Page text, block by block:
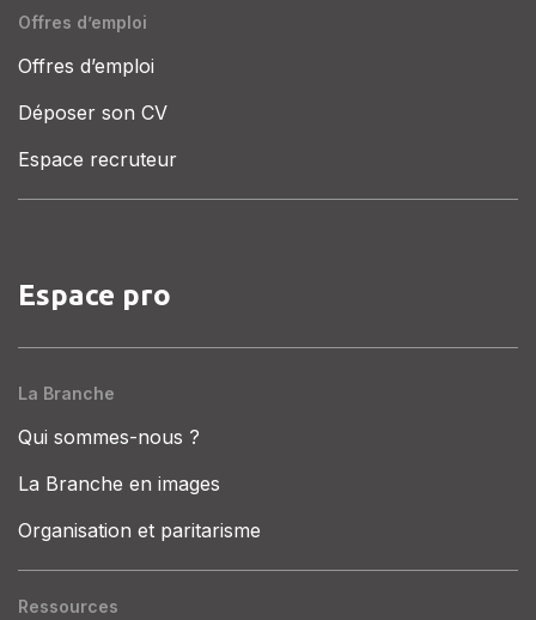
Offres d’emploi
Offres d’emploi
Déposer son CV
Espace recruteur
Espace pro
La Branche
Qui sommes-nous ?
La Branche en images
Organisation et paritarisme
Ressources